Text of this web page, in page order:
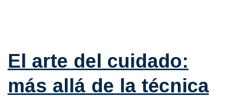
El arte del cuidado:
más allá de la técnica